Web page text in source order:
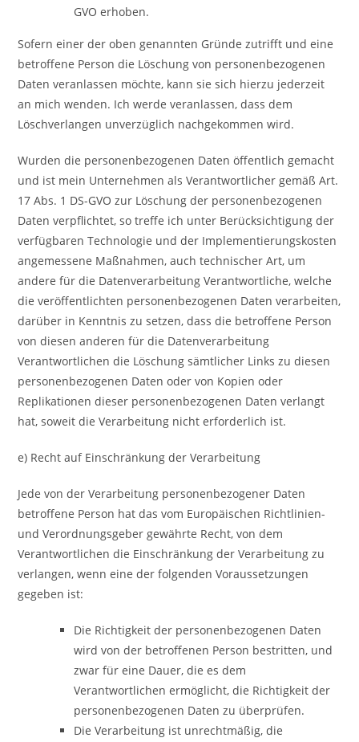
GVO erhoben.
Sofern einer der oben genannten Gründe zutrifft und eine
betroffene Person die Löschung von personenbezogenen
Daten veranlassen möchte, kann sie sich hierzu jederzeit
an mich wenden. Ich werde veranlassen, dass dem
Löschverlangen unverzüglich nachgekommen wird.
Wurden die personenbezogenen Daten öffentlich gemacht
und ist mein Unternehmen als Verantwortlicher gemäß Art.
17 Abs. 1 DS-GVO zur Löschung der personenbezogenen
Daten verpflichtet, so treffe ich unter Berücksichtigung der
verfügbaren Technologie und der Implementierungskosten
angemessene Maßnahmen, auch technischer Art, um
andere für die Datenverarbeitung Verantwortliche, welche
die veröffentlichten personenbezogenen Daten verarbeiten,
darüber in Kenntnis zu setzen, dass die betroffene Person
von diesen anderen für die Datenverarbeitung
Verantwortlichen die Löschung sämtlicher Links zu diesen
personenbezogenen Daten oder von Kopien oder
Replikationen dieser personenbezogenen Daten verlangt
hat, soweit die Verarbeitung nicht erforderlich ist.
e) Recht auf Einschränkung der Verarbeitung
Jede von der Verarbeitung personenbezogener Daten
betroffene Person hat das vom Europäischen Richtlinien-
und Verordnungsgeber gewährte Recht, von dem
Verantwortlichen die Einschränkung der Verarbeitung zu
verlangen, wenn eine der folgenden Voraussetzungen
gegeben ist:
Die Richtigkeit der personenbezogenen Daten
wird von der betroffenen Person bestritten, und
zwar für eine Dauer, die es dem
Verantwortlichen ermöglicht, die Richtigkeit der
personenbezogenen Daten zu überprüfen.
Die Verarbeitung ist unrechtmäßig, die